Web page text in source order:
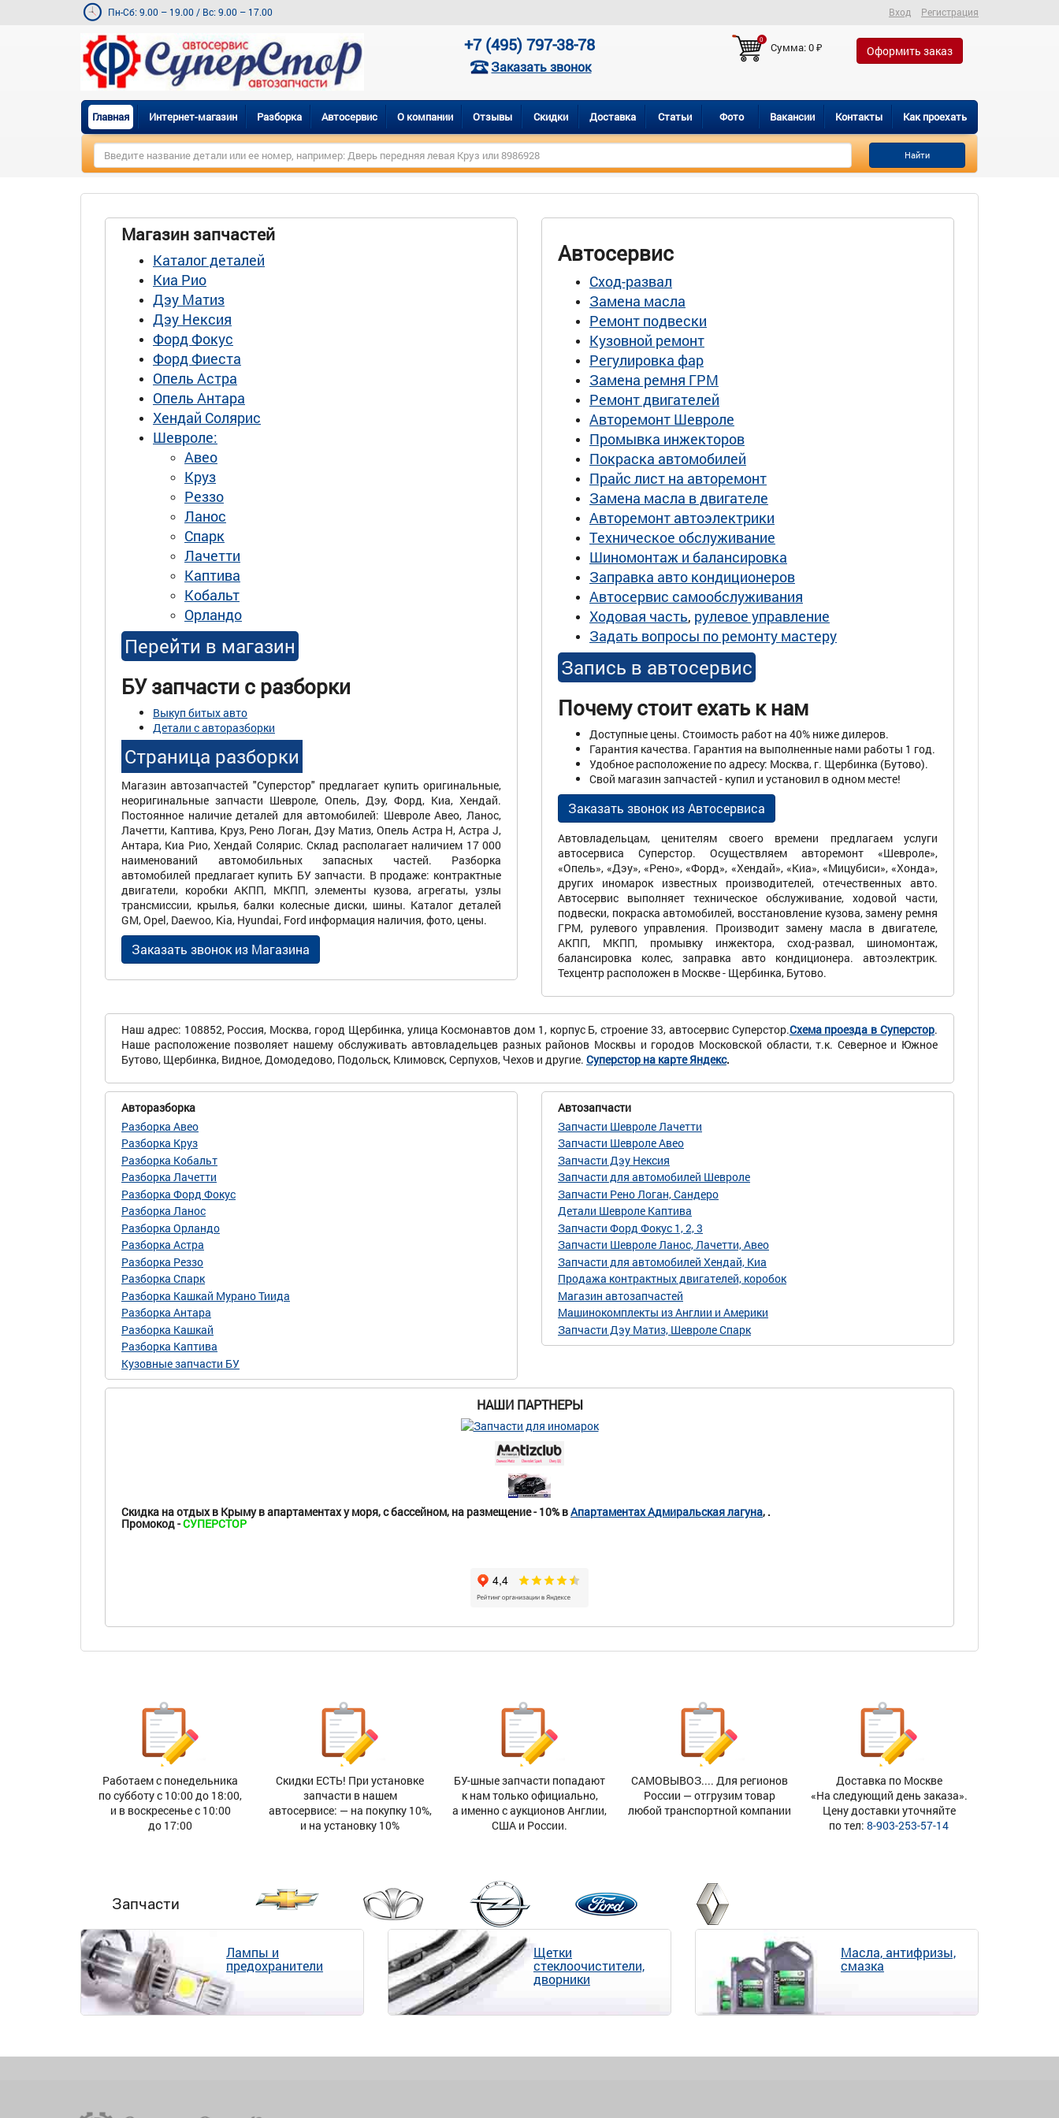
Пн-Сб: 9.00 – 19.00 / Вс: 9.00 – 17.00 Вход Регистрация
+7 (495) 797-38-78
Заказать звонок
0
Сумма:0₽ Оформить заказ
Главная Интернет-магазин Разборка Автосервис О компании Отзывы Скидки Доставка Статьи Фото Вакансии Контакты Как проехать
Найти
Магазин запчастей
Каталог деталей
Киа Рио
Дэу Матиз
Дэу Нексия
Форд Фокус
Форд Фиеста
Опель Астра
Опель Антара
Хендай Солярис
Шевроле:
Авео
Круз
Реззо
Ланос
Спарк
Лачетти
Каптива
Кобальт
Орландо
Перейти в магазин
БУ запчасти с разборки
Выкуп битых авто
Детали с авторазборки
Страница разборки
Магазин автозапчастей "Суперстор" предлагает купить оригинальные,
неоригинальные запчасти Шевроле, Опель, Дэу, Форд, Киа, Хендай.
Постоянное наличие деталей для автомобилей: Шевроле Авео, Ланос,
Лачетти, Каптива, Круз, Рено Логан, Дэу Матиз, Опель Астра Н, Астра J,
Антара, Киа Рио, Хендай Солярис. Склад располагает наличием 17 000
наименований автомобильных запасных частей. Разборка
автомобилей предлагает купить БУ запчасти. В продаже: контрактные
двигатели, коробки АКПП, МКПП, элементы кузова, агрегаты, узлы
трансмиссии, крылья, балки колесные диски, шины. Каталог деталей
GM, Opel, Daewoo, Kia, Hyundai, Ford информация наличия, фото, цены.
Заказать звонок из Магазина
Автосервис
Сход-развал
Замена масла
Ремонт подвески
Кузовной ремонт
Регулировка фар
Замена ремня ГРМ
Ремонт двигателей
Авторемонт Шевроле
Промывка инжекторов
Покраска автомобилей
Прайс лист на авторемонт
Замена масла в двигателе
Авторемонт автоэлектрики
Техническое обслуживание
Шиномонтаж и балансировка
Заправка авто кондиционеров
Автосервис самообслуживания
Ходовая часть, рулевое управление
Задать вопросы по ремонту мастеру
Запись в автосервис
Почему стоит ехать к нам
Доступные цены. Стоимость работ на 40% ниже дилеров.
Гарантия качества. Гарантия на выполненные нами работы 1 год.
Удобное расположение по адресу: Москва, г. Щербинка (Бутово).
Свой магазин запчастей - купил и установил в одном месте!
Заказать звонок из Автосервиса
Автовладельцам, ценителям своего времени предлагаем услуги
автосервиса Суперстор. Осуществляем авторемонт «Шевроле»,
«Опель», «Дэу», «Рено», «Форд», «Хендай», «Киа», «Мицубиси», «Хонда»,
других иномарок известных производителей, отечественных авто.
Автосервис выполняет техническое обслуживание, ходовой части,
подвески, покраска автомобилей, восстановление кузова, замену ремня
ГРМ, рулевого управления. Производит замену масла в двигателе,
АКПП, МКПП, промывку инжектора, сход-развал, шиномонтаж,
балансировка колес, заправка авто кондиционера. автоэлектрик.
Техцентр расположен в Москве - Щербинка, Бутово.
Наш адрес: 108852, Россия, Москва, город Щербинка, улица Космонавтов дом 1, корпус Б, строение 33, автосервис Суперстор.Схема проезда в Суперстор.
Наше расположение позволяет нашему обслуживать автовладельцев разных районов Москвы и городов Московской области, т.к. Северное и Южное
Бутово, Щербинка, Видное, Домодедово, Подольск, Климовск, Серпухов, Чехов и другие. Суперстор на карте Яндекс.
Авторазборка
Разборка Авео
Разборка Круз
Разборка Кобальт
Разборка Лачетти
Разборка Форд Фокус
Разборка Ланос
Разборка Орландо
Разборка Астра
Разборка Реззо
Разборка Спарк
Разборка Кашкай Мурано Тиида
Разборка Антара
Разборка Кашкай
Разборка Каптива
Кузовные запчасти БУ
Автозапчасти
Запчасти Шевроле Лачетти
Запчасти Шевроле Авео
Запчасти Дэу Нексия
Запчасти для автомобилей Шевроле
Запчасти Рено Логан, Сандеро
Детали Шевроле Каптива
Запчасти Форд Фокус 1, 2, 3
Запчасти Шевроле Ланос, Лачетти, Авео
Запчасти для автомобилей Хендай, Киа
Продажа контрактных двигателей, коробок
Магазин автозапчастей
Машинокомплекты из Англии и Америки
Запчасти Дэу Матиз, Шевроле Спарк
НАШИ ПАРТНЕРЫ
Скидка на отдых в Крыму в апартаментах у моря, с бассейном, на размещение - 10% вАпартаментах Адмиральская лагуна, .
Промокод -СУПЕРСТОР
Работаем с понедельника
по субботу с 10:00 до 18:00,
и в воскресенье с 10:00
до 17:00
Скидки ЕСТЬ! При установке
запчасти в нашем
автосервисе: — на покупку 10%,
и на установку 10%
БУ-шные запчасти попадают
к нам только официально,
а именно с аукционов Англии,
США и России.
САМОВЫВОЗ.... Для регионов
России — отгрузим товар
любой транспортной компании
Доставка по Москве
«На следующий день заказа».
Цену доставки уточняйте
по тел: 8-903-253-57-14
Запчасти
Лампы и
предохранители
Щетки
стеклоочистители,
дворники
Масла, антифризы,
смазка